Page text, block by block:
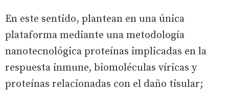
En este sentido, plantean en una única
plataforma mediante una metodología
nanotecnológica proteínas implicadas en la
respuesta inmune, biomoléculas víricas y
proteínas relacionadas con el daño tisular;